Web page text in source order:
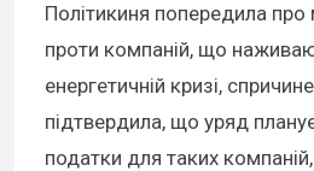
Політикиня попередила про
проти компаній, що
енергетичній кризі,
підтвердила, що уряд
податки для таких